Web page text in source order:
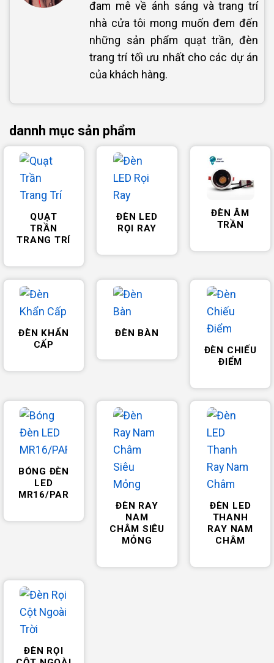
đam mê về ánh sáng và trang trí
nhà cửa tôi mong muốn đem đến
những sản phẩm quạt trần, đèn
trang trí tối ưu nhất cho các dự án
của khách hàng.
dannh mục sản phẩm
QUẠT
TRẦN
TRANG TRÍ
ĐÈN LED
RỌI RAY
ĐÈN ÂM
TRẦN
ĐÈN KHẨN
CẤP
ĐÈN BÀN
ĐÈN CHIẾU
ĐIỂM
BÓNG ĐÈN
LED
MR16/PAR
ĐÈN RAY
NAM
CHÂM SIÊU
MỎNG
ĐÈN LED
THANH
RAY NAM
CHÂM
ĐÈN RỌI